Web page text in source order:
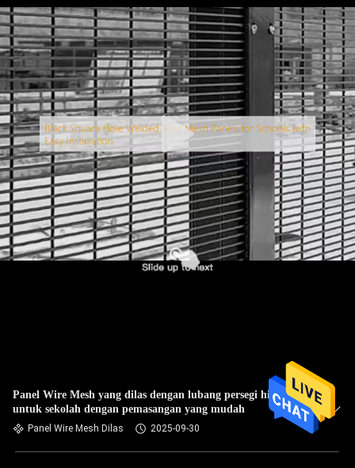
Panel Wire Mesh yang dilas dengan lubang persegi hitam
untuk sekolah dengan pemasangan yang mudah
Panel Wire Mesh Dilas 2025-09-30